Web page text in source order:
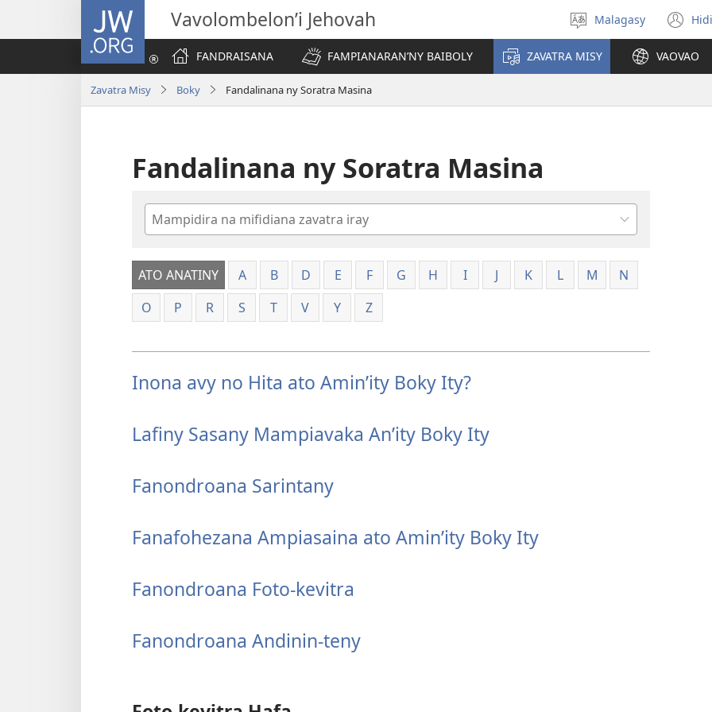
JW.ORG Vavolombelon’i Jehovah
Hifidy
fiteny
Malagasy
FANDRAISANA
FAMPIANARAN’NY BAIBOLY ZAVATRA MISY VAOVAO
Zavatra Misy Boky Fandalinana ny Soratra Masina
Fandalinana ny Soratra Masina
Hikaroka
ATO ANATINY A B D E F G H I J K L M
N
O
P R S T V Y Z
Inona avy no Hita ato Amin’ity Boky Ity?
Lafiny Sasany Mampiavaka An’ity Boky Ity
Fanondroana Sarintany
Fanafohezana Ampiasaina ato Amin’ity Boky Ity
Fanondroana Foto-kevitra
Fanondroana Andinin-teny